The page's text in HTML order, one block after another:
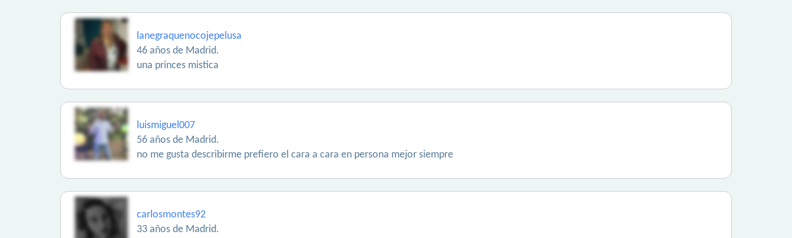
lanegraquenocojepelusa
46 años de Madrid.
una princes mistica
luismiguel007
56 años de Madrid.
no me gusta describirme prefiero el cara a cara en persona mejor siempre
carlosmontes92
33 años de Madrid.